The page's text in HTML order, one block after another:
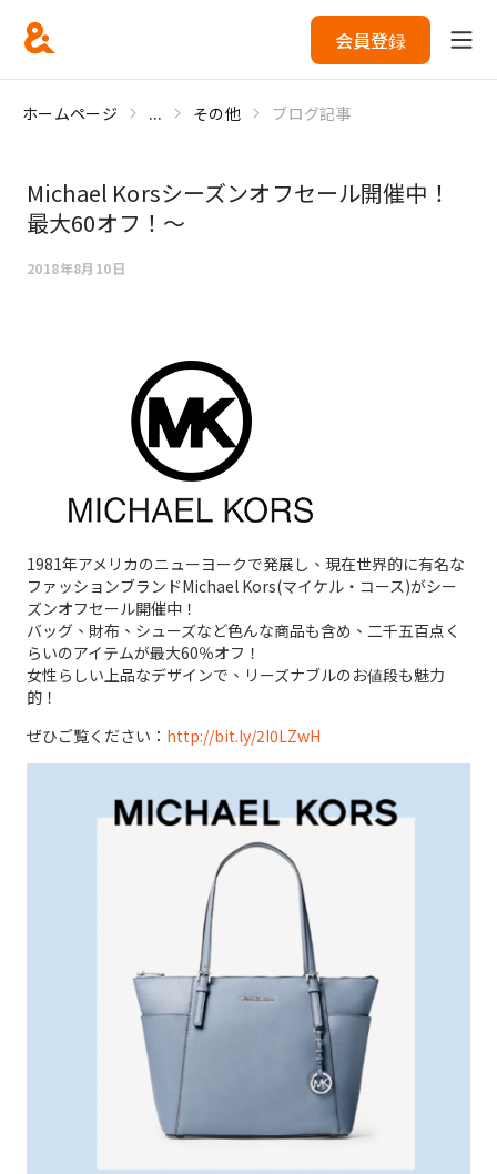
会員登録
ホームページ ... その他 ブログ記事
Michael Korsシーズンオフセール開催中！
最大60オフ！～
2018年8月10日
1981年アメリカのニューヨークで発展し、現在世界的に有名な
ファッションブランドMichael Kors(マイケル・コース)がシー
ズンオフセール開催中！
バッグ、財布、シューズなど色んな商品も含め、二千五百点く
らいのアイテムが最大60％オフ！
女性らしい上品なデザインで、リーズナブルのお値段も魅力
的！
ぜひご覧ください： http://bit.ly/2I0LZwH